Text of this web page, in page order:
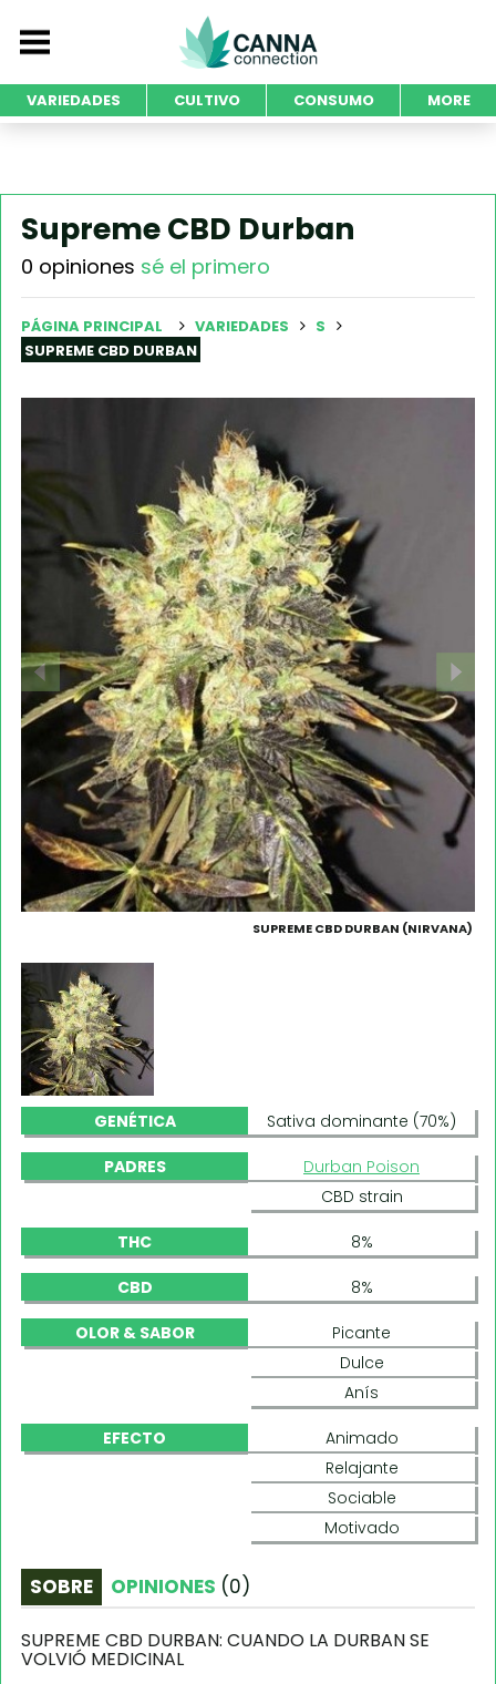
VARIEDADES CULTIVO CONSUMO MORE
Supreme CBD Durban
0 opiniones sé el primero
PÁGINA PRINCIPAL VARIEDADES
S
SUPREME CBD DURBAN
SUPREME CBD DURBAN (NIRVANA)
GENÉTICA Sativa dominante (70%)
PADRES
Durban Poison
CBD strain
THC 8%
CBD 8%
OLOR & SABOR
Picante
Dulce
Anís
EFECTO
Animado
Relajante
Sociable
Motivado
SOBRE OPINIONES (0)
SUPREME CBD DURBAN: CUANDO LA DURBAN SE
VOLVIÓ MEDICINAL